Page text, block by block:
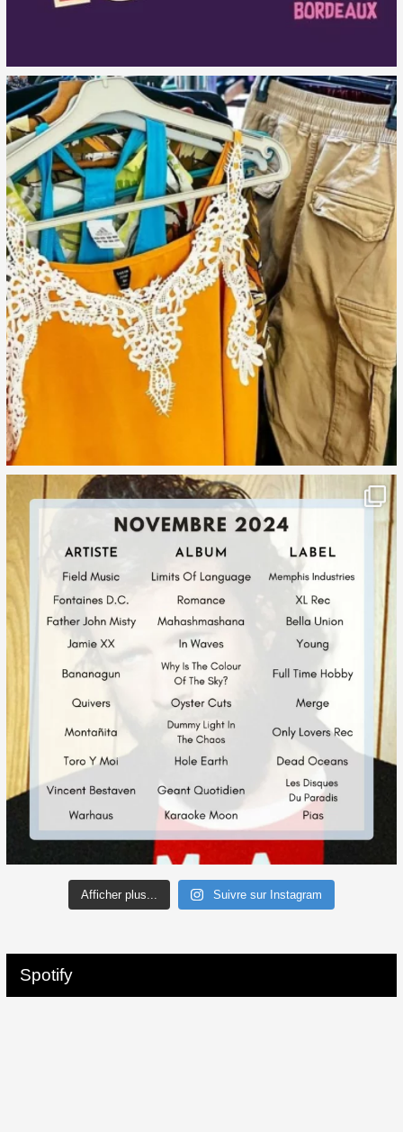
Afficher plus... Suivre sur Instagram
Spotify